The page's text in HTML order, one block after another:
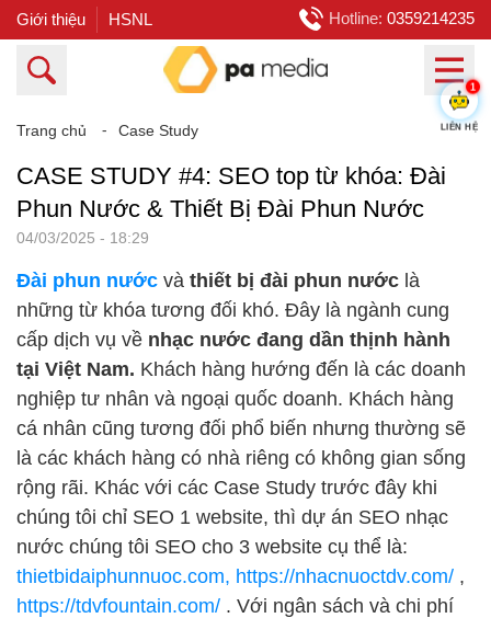
Giới thiệu HSNL Hotline: 0359214235
Trang chủ ⁃ Case Study
CASE STUDY #4: SEO top từ khóa: Đài
Phun Nước & Thiết Bị Đài Phun Nước
04/03/2025 - 18:29
Đài phun nước và thiết bị đài phun nước là
những từ khóa tương đối khó. Đây là ngành cung
cấp dịch vụ về nhạc nước đang dần thịnh hành
tại Việt Nam. Khách hàng hướng đến là các doanh
nghiệp tư nhân và ngoại quốc doanh. Khách hàng
cá nhân cũng tương đối phổ biến nhưng thường sẽ
là các khách hàng có nhà riêng có không gian sống
rộng rãi. Khác với các Case Study trước đây khi
chúng tôi chỉ SEO 1 website, thì dự án SEO nhạc
nước chúng tôi SEO cho 3 website cụ thể là:
thietbidaiphunnuoc.com, https://nhacnuoctdv.com/ ,
https://tdvfountain.com/ . Với ngân sách và chi phí
1
LIÊN HỆ